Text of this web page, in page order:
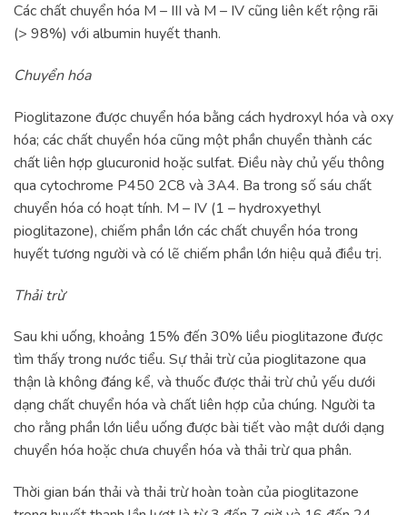
Các chất chuyển hóa M – III và M – IV cũng liên kết rộng rãi
(> 98%) với albumin huyết thanh.
Chuyển hóa
Pioglitazone được chuyển hóa bằng cách hydroxyl hóa và oxy
hóa; các chất chuyển hóa cũng một phần chuyển thành các
chất liên hợp glucuronid hoặc sulfat. Điều này chủ yếu thông
qua cytochrome P450 2C8 và 3A4. Ba trong số sáu chất
chuyển hóa có hoạt tính. M – IV (1 – hydroxyethyl
pioglitazone), chiếm phần lớn các chất chuyển hóa trong
huyết tương người và có lẽ chiếm phần lớn hiệu quả điều trị.
Thải trừ
Sau khi uống, khoảng 15% đến 30% liều pioglitazone được
tìm thấy trong nước tiểu. Sự thải trừ của pioglitazone qua
thận là không đáng kể, và thuốc được thải trừ chủ yếu dưới
dạng chất chuyển hóa và chất liên hợp của chúng. Người ta
cho rằng phần lớn liều uống được bài tiết vào mật dưới dạng
chuyển hóa hoặc chưa chuyển hóa và thải trừ qua phân.
Thời gian bán thải và thải trừ hoàn toàn của pioglitazone